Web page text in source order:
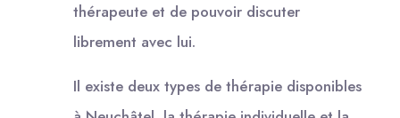
thérapeute et de pouvoir discuter
librement avec lui.
Il existe deux types de thérapie disponibles